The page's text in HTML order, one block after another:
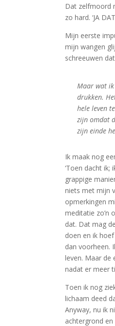
Dat zelfmoord
zo hard. ‘JA
Mijn eerste
mijn wangen
schreeuwen
Maar wat ik
drukken.
hele leven
zijn omdat
zijn einde
Ik maak nog
‘Toen dacht
grappige
niets met mijn
opmerkingen
meditatie zo’n
dat. Dat mag
doen en ik
dan voorheen.
leven. Maar de
nadat er meer
Toen ik nog
lichaam deed
Anyway, nu ik
achtergrond